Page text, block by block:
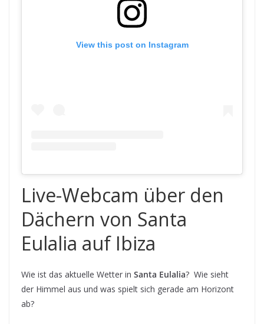
View this post on Instagram
Live-Webcam über den
Dächern von Santa
Eulalia auf Ibiza
Wie ist das aktuelle Wetter in Santa Eulalia? Wie sieht
der Himmel aus und was spielt sich gerade am Horizont
ab?